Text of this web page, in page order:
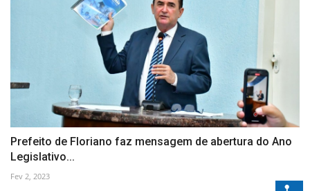
Prefeito de Floriano faz mensagem de abertura do Ano
Legislativo...
Fev 2, 2023